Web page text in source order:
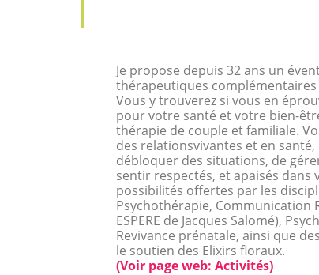
Je propose depuis 32 ans un
thérapeutiques complémentaires
Vous y trouverez si vous en
pour votre santé et votre bien-
thérapie de couple et familiale.
des relationsvivantes et en
débloquer des situations, de
sentir respectés, et apaisés dans
possibilités offertes par les
Psychothérapie, Communication
ESPERE de Jacques Salomé),
Revivance prénatale, ainsi que
le soutien des Elixirs floraux.
(Voir page web: Activités)